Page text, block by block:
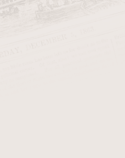
doplňky a z nich vybíráme